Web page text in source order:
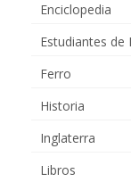
Enciclopedia
Estudiantes de
Ferro
Historia
Inglaterra
Libros